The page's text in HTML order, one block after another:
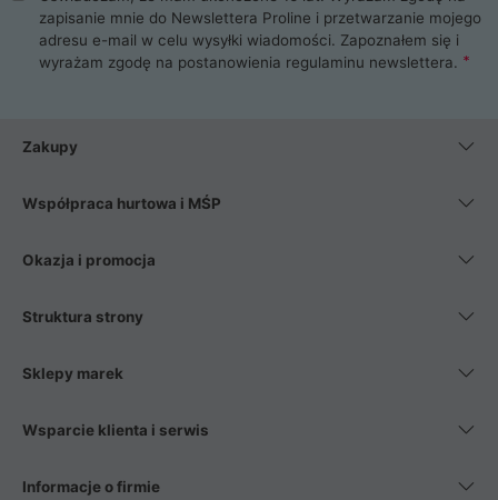
zapisanie mnie do Newslettera Proline i przetwarzanie mojego
adresu e-mail w celu wysyłki wiadomości. Zapoznałem się i
wyrażam zgodę na postanowienia regulaminu newslettera.
Zakupy
Współpraca hurtowa i MŚP
Okazja i promocja
Struktura strony
Sklepy marek
Wsparcie klienta i serwis
Informacje o firmie